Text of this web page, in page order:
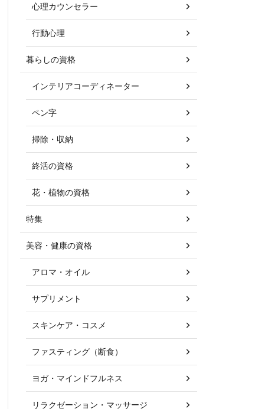
心理カウンセラー
行動心理
暮らしの資格
インテリアコーディネーター
ペン字
掃除・収納
終活の資格
花・植物の資格
特集
美容・健康の資格
アロマ・オイル
サプリメント
スキンケア・コスメ
ファスティング（断食）
ヨガ・マインドフルネス
リラクゼーション・マッサージ